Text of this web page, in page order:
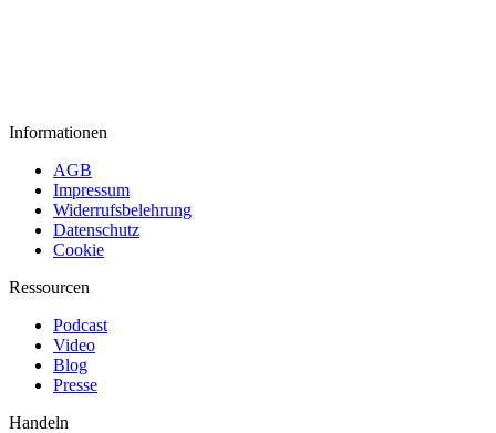
Informationen
AGB
Impressum
Widerrufsbelehrung
Datenschutz
Cookie
Ressourcen
Podcast
Video
Blog
Presse
Handeln